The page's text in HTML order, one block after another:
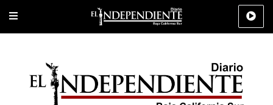
Portada Los Cabos Policiaca Deportes Cultura